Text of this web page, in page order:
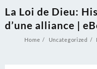
La Loi de Dieu:
d’une alliance |
Home Uncategorized